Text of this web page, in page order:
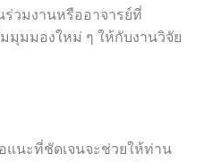
วมงานหรืออาจารย์ที่
มุมมองใหม่ ๆ ให้กับงานวิจัย
แนะที่ชัดเจนจะช่วยให้ท่าน